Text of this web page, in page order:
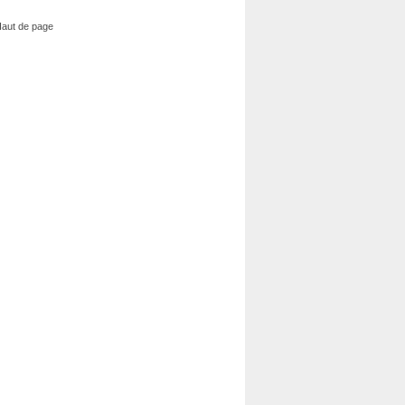
de page